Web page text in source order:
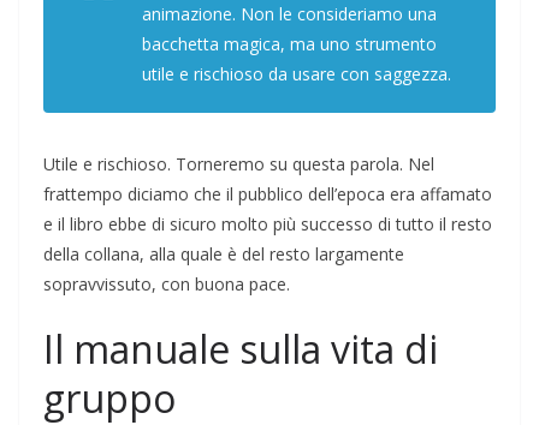
animazione. Non le consideriamo una
bacchetta magica, ma uno strumento
utile e rischioso da usare con saggezza.
Utile e rischioso. Torneremo su questa parola. Nel
frattempo diciamo che il pubblico dell’epoca era affamato
e il libro ebbe di sicuro molto più successo di tutto il resto
della collana, alla quale è del resto largamente
sopravvissuto, con buona pace.
Il manuale sulla vita di
gruppo